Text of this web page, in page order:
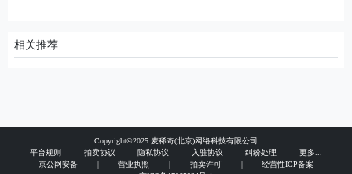
相关推荐
Copyright©2025 麦稀奇(北京)网络科技有限公司
平台规则
拍卖协议 隐私协议 入驻协议 纠纷处理
更多...
京公网安备
| 营业执照 | 拍卖许可 |
经营性ICP备案